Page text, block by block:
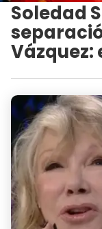
Soledad
Vázquez: